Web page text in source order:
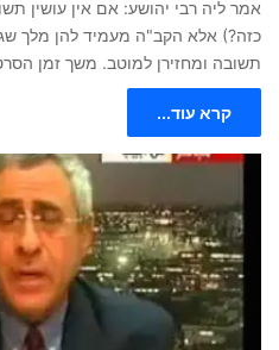
אמר ליה רבי יהושע: אם אין עושין
כזה?) אלא הקב"ה מעמיד להן מלך
תשובה ומחזירן למוטב. משך זמן הסרטון:
קרא עוד...